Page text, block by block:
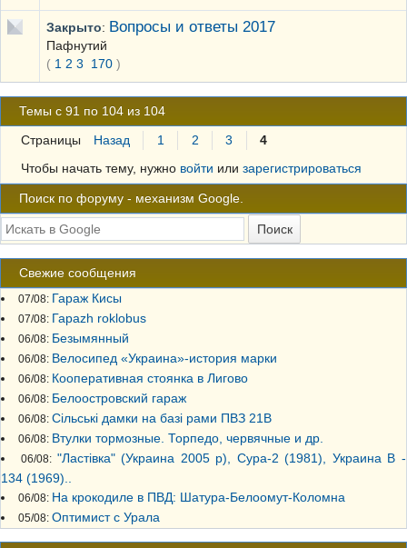
Закрыто: Вопросы и ответы 2017
Пафнутий
( 1 2 3 170)
Темы с 91 по 104 из 104
Страницы Назад 1 2 3
4
Чтобы начать тему, нужно войти или зарегистрироваться
Поиск по форуму - механизм Google.
Свежие сообщения
07/08: Гараж Кисы
07/08: Гараzh roklobus
06/08: Безымянный
06/08: Велосипед «Украина»-история марки
06/08: Кооперативная стоянка в Лигово
06/08: Белоостровский гараж
06/08:Сільські дамки на базі рами ПВЗ 21В
06/08: Втулки тормозные. Торпедо, червячные и др.
06/08: "Ластiвка" (Украина 2005 р), Сура-2 (1981), Украина В -
134 (1969)..
06/08: На крокодиле в ПВД: Шатура-Белоомут-Коломна
05/08:Оптимист с Урала